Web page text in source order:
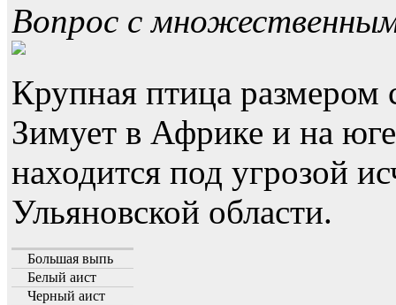
Вопрос с
Крупная птица
Зимует в Африке и на
находится под угрозой
Ульяновской области.
Большая выпь
Белый аист
Черный аист